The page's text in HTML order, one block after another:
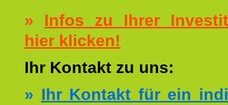
» Infos zu Ihrer
hier klicken!
Ihr Kontakt zu uns:
» Ihr Kontakt für ein